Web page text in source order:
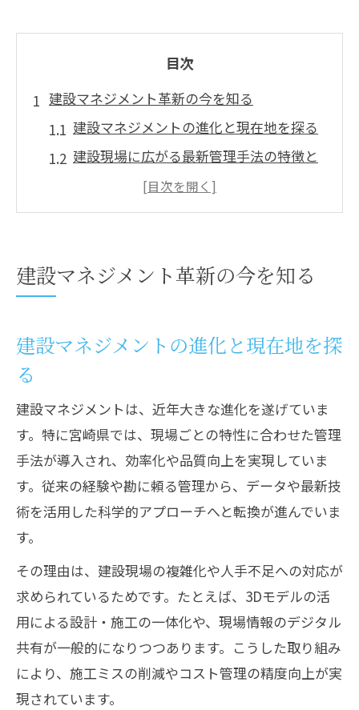
目次
建設マネジメント革新の今を知る
建設マネジメントの進化と現在地を探る
建設現場に広がる最新管理手法の特徴と
建設の質を高める革新的マネジメント実
建設プロジェクト成功のための管理技術
宮崎県で進化する建設管理技術
建設マネジメントが地域発展に果たす役
割
宮崎県で注目される建設技術の導入事例
現場効率化を実現する建設管理の工夫
建設技術者が現場で感じる技術進化の波
現場で生きる建設マネジメントの最新手
法
建設技術を効率的に導入する実践ポイン
ト
現場改善を実現する建設手法の選び方
建設マネジメント革新の今を知る
建設マネジメントの進化と現在地を探
る
建設マネジメントは、近年大きな進化を遂げていま
す。特に宮崎県では、現場ごとの特性に合わせた管理
手法が導入され、効率化や品質向上を実現していま
す。従来の経験や勘に頼る管理から、データや最新技
術を活用した科学的アプローチへと転換が進んでいま
す。
その理由は、建設現場の複雑化や人手不足への対応が
求められているためです。たとえば、3Dモデルの活
用による設計・施工の一体化や、現場情報のデジタル
共有が一般的になりつつあります。こうした取り組み
により、施工ミスの削減やコスト管理の精度向上が実
現されています。